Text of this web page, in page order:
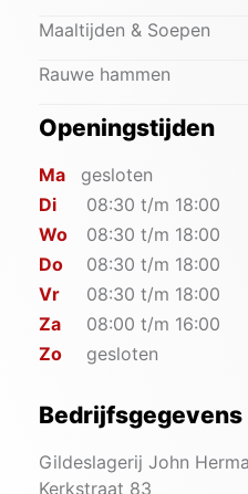
Maaltijden & Soepen
Rauwe hammen
Openingstijden
Ma
gesloten
Di
08:30 t/m 18:00
Wo
08:30 t/m 18:00
Do
08:30 t/m 18:00
Vr
08:30 t/m 18:00
Za
08:00 t/m 16:00
Zo
gesloten
Bedrijfsgegevens
Gildeslagerij John
Kerkstraat 83